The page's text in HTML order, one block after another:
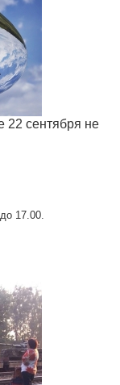
сентября не
17.00.